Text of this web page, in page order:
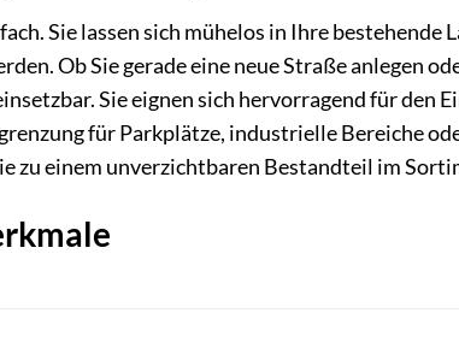
Sie lassen sich mühelos in Ihre bestehende
Ob Sie gerade eine neue Straße anlegen
Sie eignen sich hervorragend für den
für Parkplätze, industrielle Bereiche
zu einem unverzichtbaren Bestandteil im